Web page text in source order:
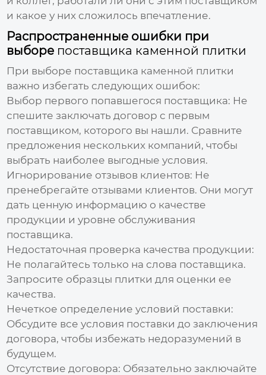
и какое у них сложилось впечатление.
Распространенные ошибки при
выборе поставщика каменной плитки
При выборе поставщика каменной плитки
важно избегать следующих ошибок:
Выбор первого попавшегося поставщика: Не
спешите заключать договор с первым
поставщиком, которого вы нашли. Сравните
предложения нескольких компаний, чтобы
выбрать наиболее выгодные условия.
Игнорирование отзывов клиентов: Не
пренебрегайте отзывами клиентов. Они могут
дать ценную информацию о качестве
продукции и уровне обслуживания
поставщика.
Недостаточная проверка качества продукции:
Не полагайтесь только на слова поставщика.
Запросите образцы плитки для оценки ее
качества.
Нечеткое определение условий поставки:
Обсудите все условия поставки до заключения
договора, чтобы избежать недоразумений в
будущем.
Отсутствие договора: Обязательно заключайте